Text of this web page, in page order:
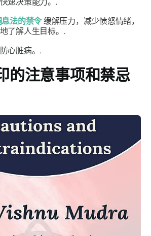
息法的禁令缓解压力，减少愤怒情绪，
了解人生目标。.
心脏病。.
的注意事项和禁忌